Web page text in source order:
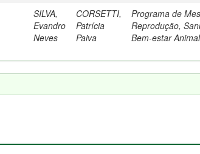
SILVA,
Evandro
Neves
CORSETTI,
Patrícia
Paiva
Programa de
Reprodução,
Bem-estar Animal